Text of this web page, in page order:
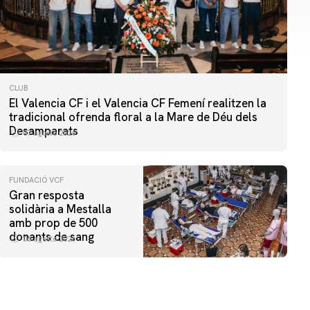
CLUB
El Valencia CF i el Valencia CF Femení realitzen la
tradicional ofrenda floral a la Mare de Déu dels
Desamparats
07 agosto 2026
FUNDACIÓ VCF
Gran resposta
solidària a Mestalla
amb prop de 500
donants de sang
06 agosto 2026